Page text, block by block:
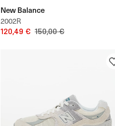
New Balance
2002R
120,49 € 150,00 €